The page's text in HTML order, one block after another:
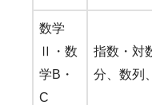
数学
Ⅱ・数
学B・
C
指数・対
分、数列